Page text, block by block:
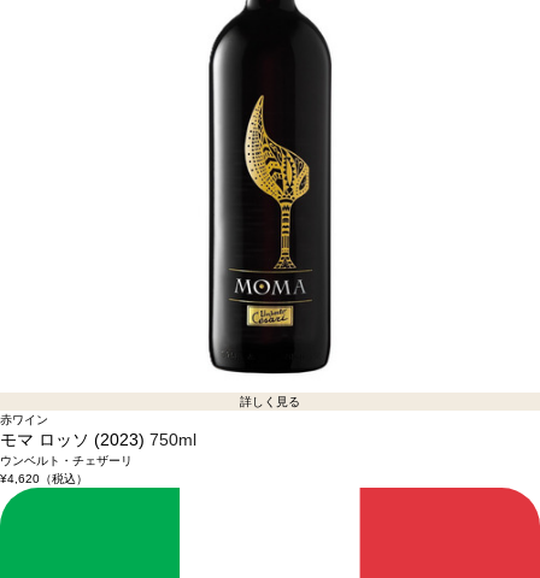
詳しく見る
赤ワイン
モマ ロッソ (2023) 750ml
ウンベルト・チェザーリ
¥4,620（税込）